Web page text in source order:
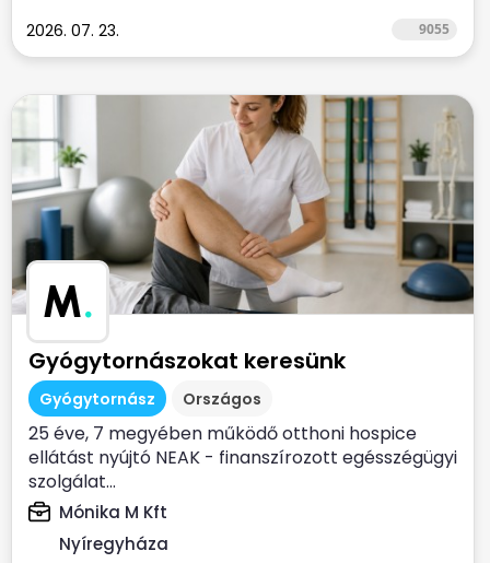
2026. 07. 23. 9055
M.
Gyógytornászokat keresünk
Gyógytornász Országos
25 éve, 7 megyében működő otthoni hospice
ellátást nyújtó NEAK - finanszírozott egésszégügyi
szolgálat...
Mónika M Kft
Nyíregyháza